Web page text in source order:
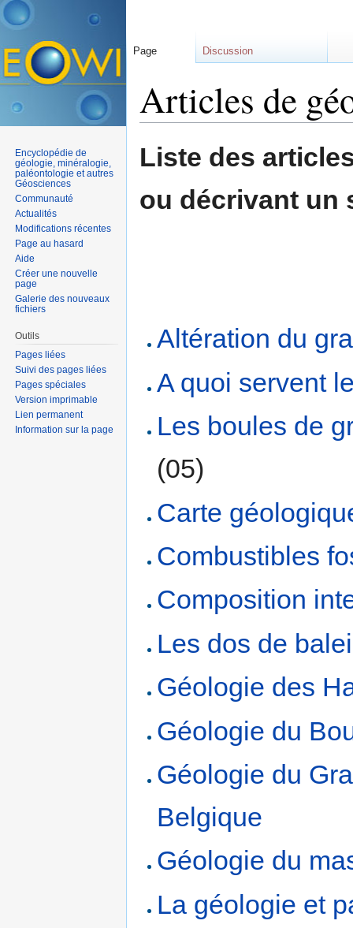
Articles de
Liste des
ou décrivant un
Altération du
A quoi servent
Les boules de
(05)
Carte
Combustibles
Composition
Les dos de
Géologie des
Géologie du
Géologie du
Belgique
Géologie du
La géologie et
Page Discussion
Encyclopédie de
géologie, minéralogie,
paléontologie et autres
Géosciences
Communauté
Actualités
Modifications récentes
Page au hasard
Aide
Créer une nouvelle
page
Galerie des nouveaux
fichiers
Outils
Pages liées
Suivi des pages liées
Pages spéciales
Version imprimable
Lien permanent
Information sur la page